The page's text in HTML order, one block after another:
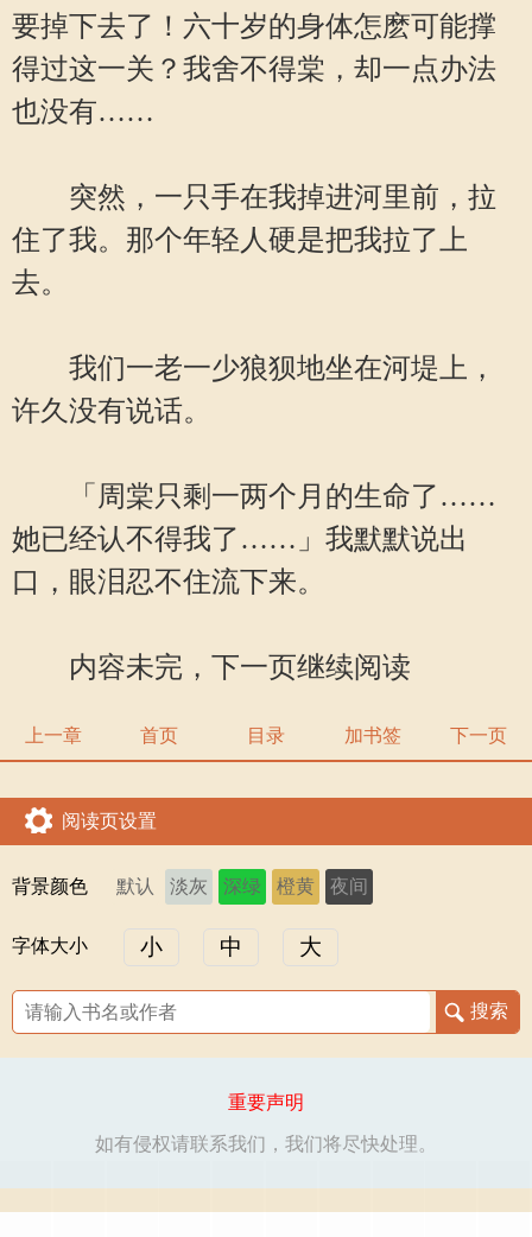
要掉下去了！六十岁的身体怎麽可能撑
得过这一关？我舍不得棠，却一点办法
也没有……
突然，一只手在我掉进河里前，拉
住了我。那个年轻人硬是把我拉了上
去。
我们一老一少狼狈地坐在河堤上，
许久没有说话。
「周棠只剩一两个月的生命了……
她已经认不得我了……」我默默说出
口，眼泪忍不住流下来。
内容未完，下一页继续阅读
上一章 首页 目录 加书签 下一页
阅读页设置
背景颜色 默认 淡灰 深绿 橙黄 夜间
字体大小 小 中 大
重要声明
如有侵权请联系我们，我们将尽快处理。